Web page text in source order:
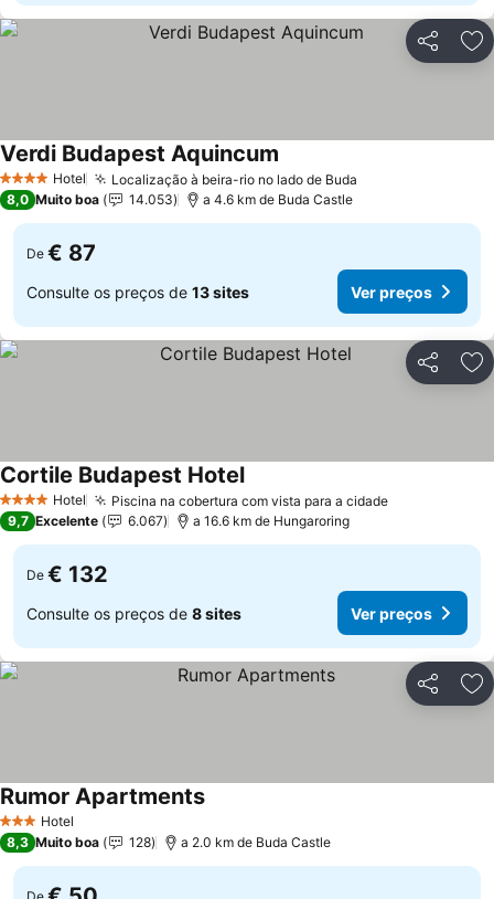
Partilhar
4 EstrelasHotel Localização à beira-rio no lado de Buda
Verdi Budapest Aquincum
8,0 Muito boa 14.053 a 4.6 km de Buda Castle
De € 87
Consulte os preços de 13 sites Ver preços
Partilhar
4 EstrelasHotel Piscina na cobertura com vista para a cidadeVer preços
Cortile Budapest HotelVer preços
9,7 Excelente 6.067 a 16.6 km de Hungaroring
De € 132
Consulte os preços de 8 sites Ver preços
Partilhar
3 EstrelasHotel
Rumor ApartmentsVer preços
8,3 Muito boa 128 a 2.0 km de Buda Castle
De